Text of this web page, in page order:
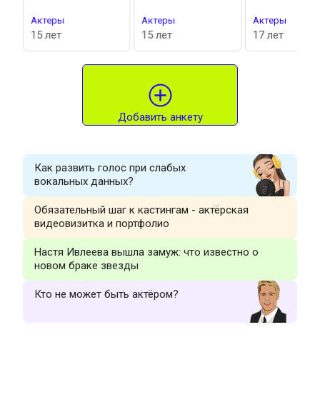
Актеры
15 лет
Актеры
15 лет
Актеры
17 лет
Добавить анкету
Как развить голос при слабых
вокальных данных?
Обязательный шаг к кастингам - актёрская
видеовизитка и портфолио
Настя Ивлеева вышла замуж: что известно о
новом браке звезды
Кто не может быть актёром?